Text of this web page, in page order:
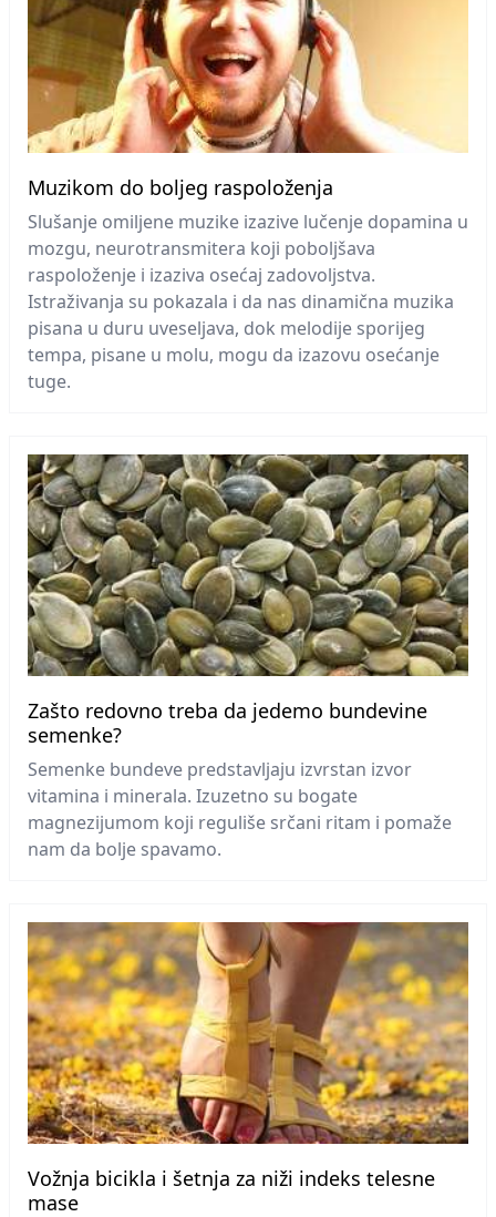
Muzikom do boljeg raspoloženja
Slušanje omiljene muzike izazive lučenje dopamina u
mozgu, neurotransmitera koji poboljšava
raspoloženje i izaziva osećaj zadovoljstva.
Istraživanja su pokazala i da nas dinamična muzika
pisana u duru uveseljava, dok melodije sporijeg
tempa, pisane u molu, mogu da izazovu osećanje
tuge.
Zašto redovno treba da jedemo bundevine
semenke?
Semenke bundeve predstavljaju izvrstan izvor
vitamina i minerala. Izuzetno su bogate
magnezijumom koji reguliše srčani ritam i pomaže
nam da bolje spavamo.
Vožnja bicikla i šetnja za niži indeks telesne
mase